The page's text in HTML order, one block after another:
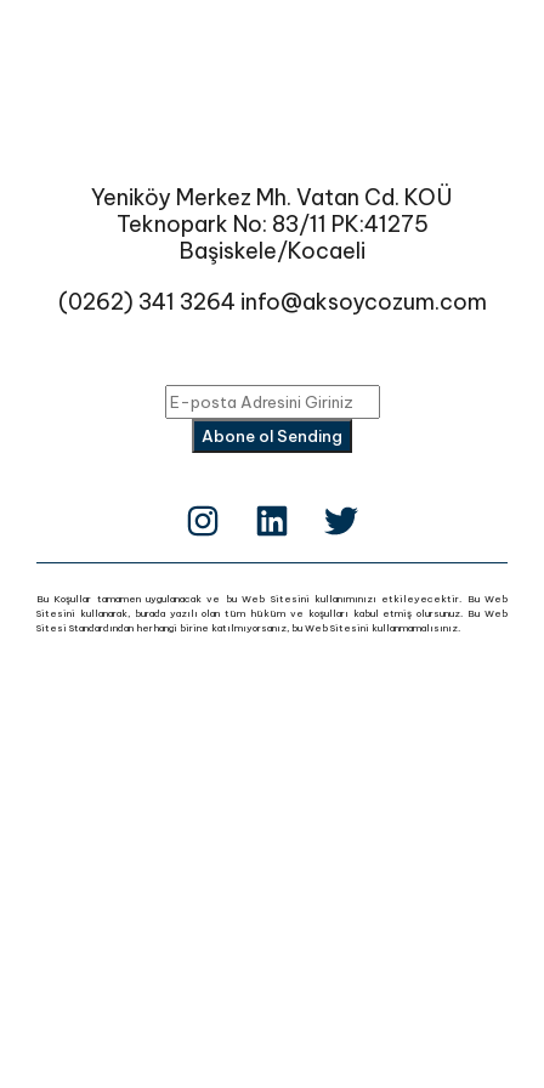
Yeniköy Merkez Mh. Vatan Cd. KOÜ
Teknopark No: 83/11 PK:41275
Başiskele/Kocaeli
(0262) 341 3264 info@aksoycozum.com
Abone olSending
Bu Koşullar tamamen uygulanacak ve bu Web Sitesini kullanımınızı etkileyecektir. Bu Web
Sitesini kullanarak, burada yazılı olan tüm hüküm ve koşulları kabul etmiş olursunuz. Bu Web
Sitesi Standardından herhangi birine katılmıyorsanız, bu Web Sitesini kullanmamalısınız.